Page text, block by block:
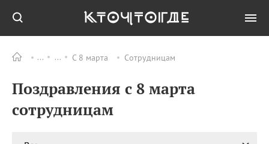
С 8 марта Сотрудницам
Поздравления с 8 марта
сотрудницам
ПРАЗДНИКИ
09.08
День памяти
великомученика и
Николая Чудотворца